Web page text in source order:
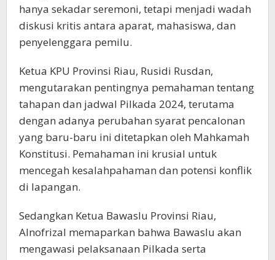
hanya sekadar seremoni, tetapi menjadi wadah
diskusi kritis antara aparat, mahasiswa, dan
penyelenggara pemilu.
Ketua KPU Provinsi Riau, Rusidi Rusdan,
mengutarakan pentingnya pemahaman tentang
tahapan dan jadwal Pilkada 2024, terutama
dengan adanya perubahan syarat pencalonan
yang baru-baru ini ditetapkan oleh Mahkamah
Konstitusi. Pemahaman ini krusial untuk
mencegah kesalahpahaman dan potensi konflik
di lapangan.
Sedangkan Ketua Bawaslu Provinsi Riau,
Alnofrizal memaparkan bahwa Bawaslu akan
mengawasi pelaksanaan Pilkada serta